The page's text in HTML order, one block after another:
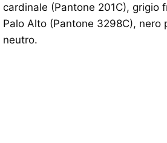
cardinale (Pantone 201C), grigio
Palo Alto (Pantone 3298C), nero
neutro.